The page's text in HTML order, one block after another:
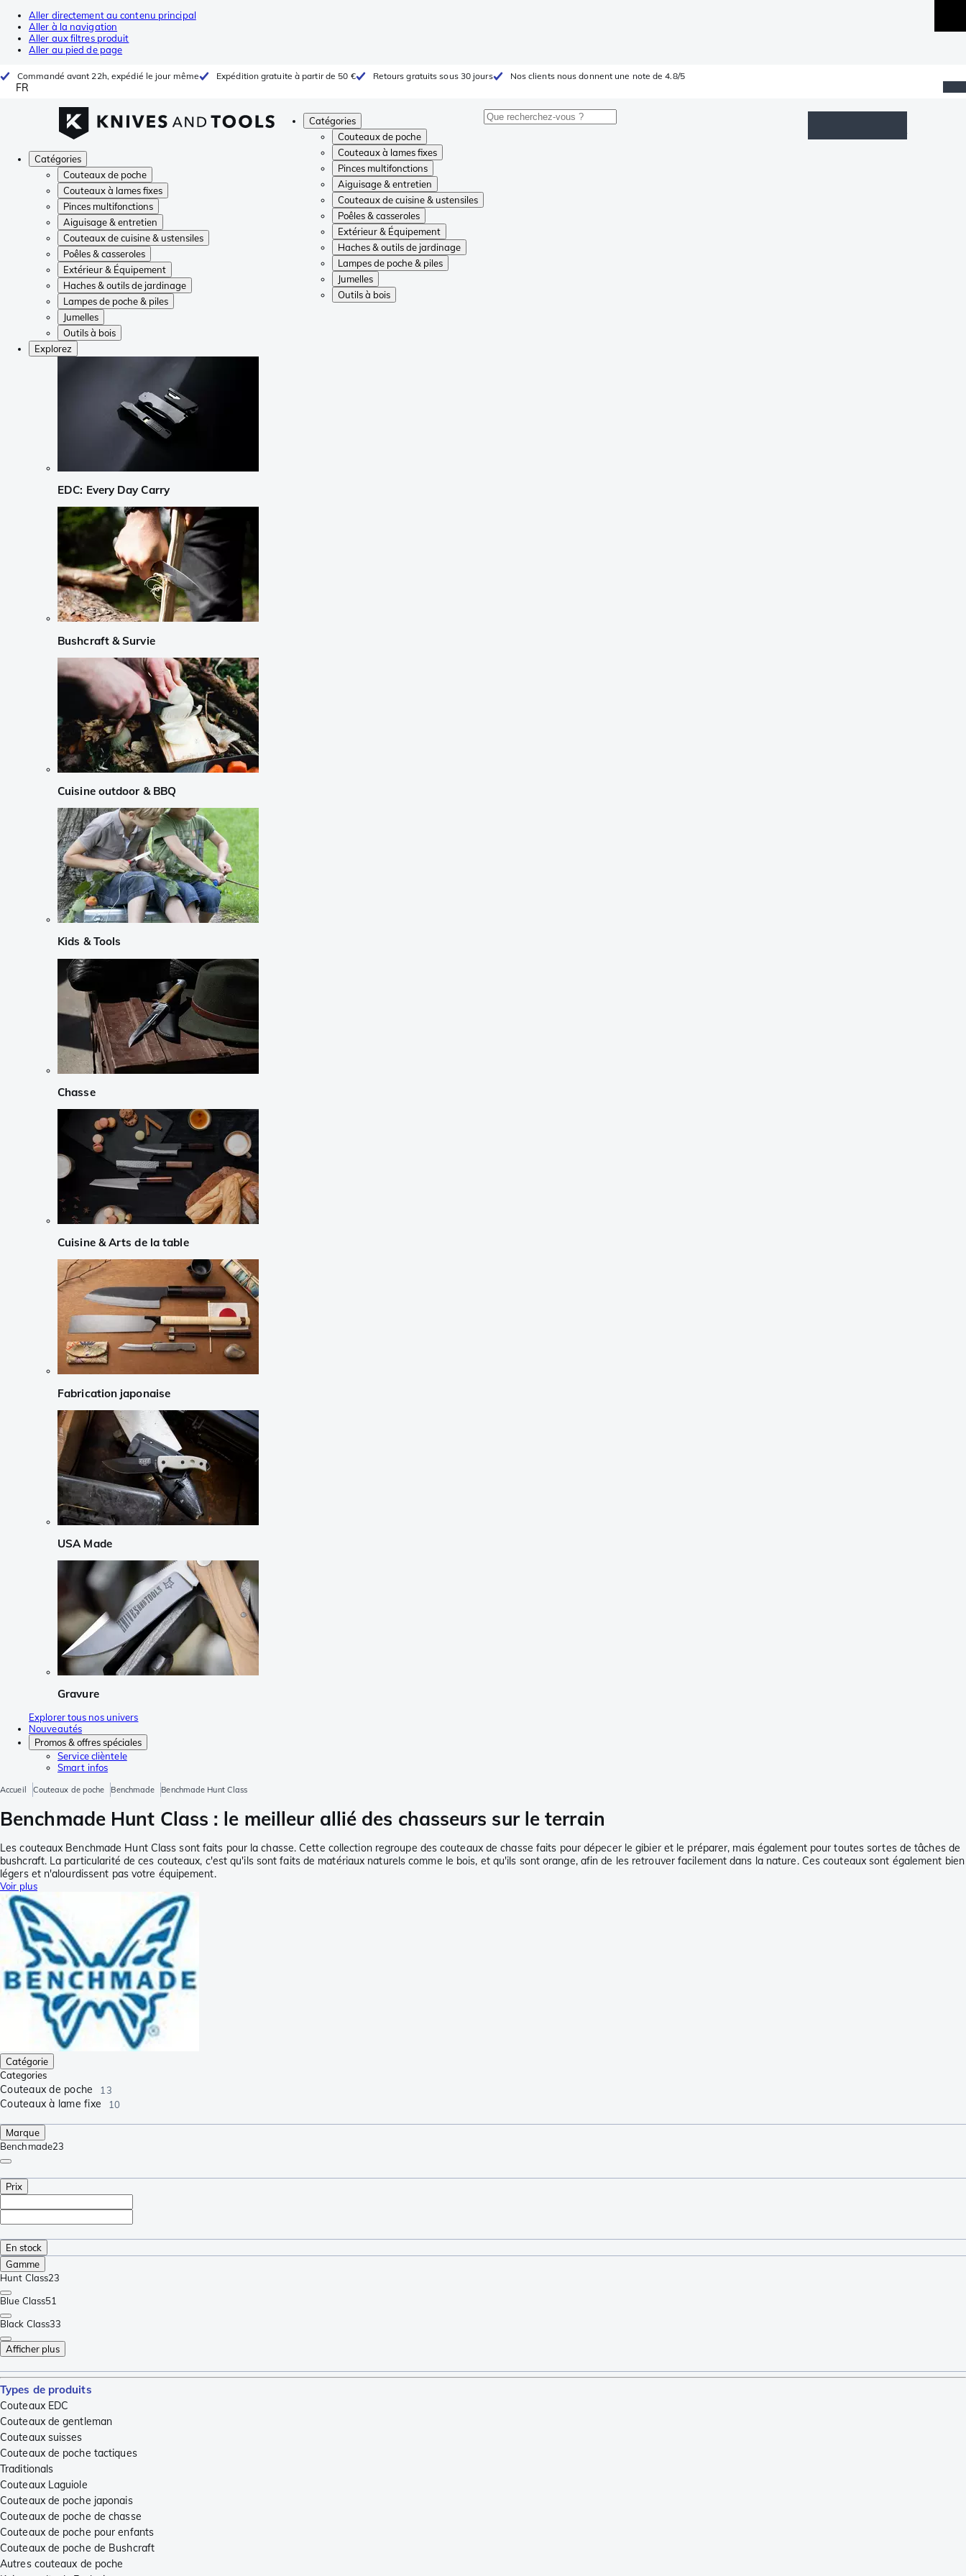
Aller directement au contenu principal
Aller à la navigation
Aller aux filtres produit
Aller au pied de page
Commandé avant 22h, expédié le jour même Expédition gratuite à partir de 50 € Retours gratuits sous 30 jours Nos clients nous donnent une note de 4.8/5
FR
Catégories
Couteaux de poche
Couteaux à lames fixes
Pinces multifonctions
Aiguisage & entretien
Couteaux de cuisine & ustensiles
Poêles & casseroles
Extérieur & Équipement
Haches & outils de jardinage
Lampes de poche & piles
Jumelles
Outils à bois
Catégories
Couteaux de poche
Couteaux à lames fixes
Pinces multifonctions
Aiguisage & entretien
Couteaux de cuisine & ustensiles
Poêles & casseroles
Extérieur & Équipement
Haches & outils de jardinage
Lampes de poche & piles
Jumelles
Outils à bois
Explorez
EDC: Every Day Carry
Bushcraft & Survie
Cuisine outdoor & BBQ
Kids & Tools
Chasse
Cuisine & Arts de la table
Fabrication japonaise
USA Made
Gravure
Explorer tous nos univers
Nouveautés
Promos & offres spéciales
Service clièntele
Smart infos
Accueil Couteaux de poche Benchmade Benchmade Hunt Class
Benchmade Hunt Class : le meilleur allié des chasseurs sur le terrain
Les couteaux Benchmade Hunt Class sont faits pour la chasse. Cette collection regroupe des couteaux de chasse faits pour dépecer le gibier et le préparer, mais également pour toutes sortes de tâches de
bushcraft. La particularité de ces couteaux, c'est qu'ils sont faits de matériaux naturels comme le bois, et qu'ils sont orange, afin de les retrouver facilement dans la nature. Ces couteaux sont également bien
légers et n'alourdissent pas votre équipement.
Voir plus
Catégorie
Categories
Couteaux de poche 13
Couteaux à lame fixe 10
Marque
Benchmade23
Prix
En stock
Gamme
Hunt Class23
Blue Class51
Black Class33
Afficher plus
Types de produits
Couteaux EDC
Couteaux de gentleman
Couteaux suisses
Couteaux de poche tactiques
Traditionals
Couteaux Laguiole
Couteaux de poche japonais
Couteaux de poche de chasse
Couteaux de poche pour enfants
Couteaux de poche de Bushcraft
Autres couteaux de poche